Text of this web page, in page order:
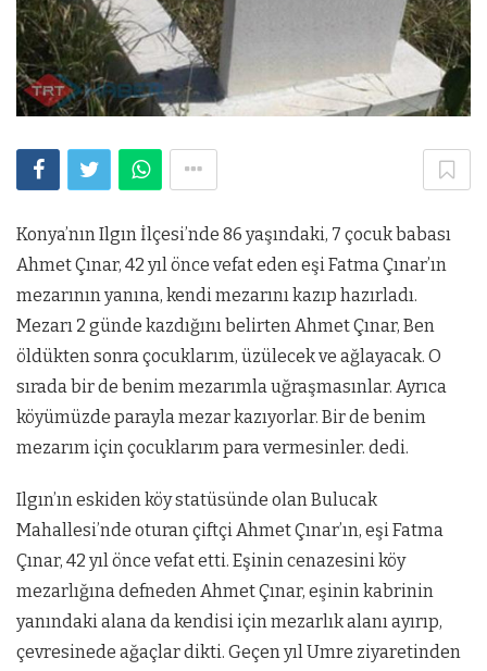
Konya’nın Ilgın İlçesi’nde 86 yaşındaki, 7 çocuk babası
Ahmet Çınar, 42 yıl önce vefat eden eşi Fatma Çınar’ın
mezarının yanına, kendi mezarını kazıp hazırladı.
Mezarı 2 günde kazdığını belirten Ahmet Çınar, Ben
öldükten sonra çocuklarım, üzülecek ve ağlayacak. O
sırada bir de benim mezarımla uğraşmasınlar. Ayrıca
köyümüzde parayla mezar kazıyorlar. Bir de benim
mezarım için çocuklarım para vermesinler. dedi.
Ilgın’ın eskiden köy statüsünde olan Bulucak
Mahallesi’nde oturan çiftçi Ahmet Çınar’ın, eşi Fatma
Çınar, 42 yıl önce vefat etti. Eşinin cenazesini köy
mezarlığına defneden Ahmet Çınar, eşinin kabrinin
yanındaki alana da kendisi için mezarlık alanı ayırıp,
çevresinede ağaçlar dikti. Geçen yıl Umre ziyaretinden